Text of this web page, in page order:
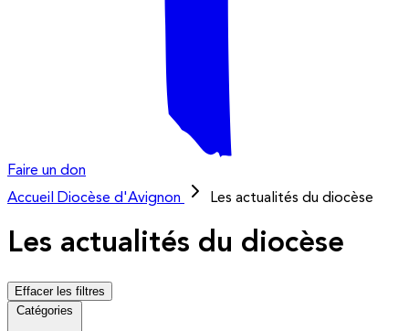
Faire un don
Accueil
Diocèse d'Avignon Les actualités du diocèse
Les actualités du diocèse
Effacer les filtres
Catégories